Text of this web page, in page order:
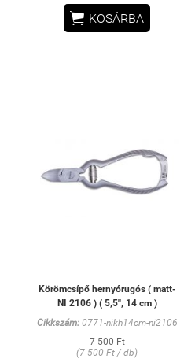
 KOSÁRBA
Körömcsípő hernyórugós ( matt-
NI 2106 ) ( 5,5'', 14 cm )
Cikkszám:0771-nikh14cm-ni2106
7 500 Ft
(7 500 Ft / db)